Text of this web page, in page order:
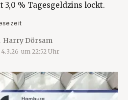
% Tagesgeldzins lockt.
Harry Dörsam
4.3.26 um 22:52 Uhr